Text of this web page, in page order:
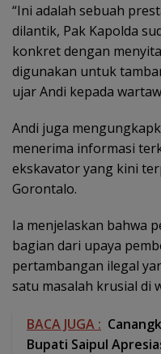
“Ini adalah sebuah
dilantik, Pak Kapolda
konkret dengan
digunakan untuk
ujar Andi kepada
Andi juga
menerima informasi
ekskavator yang kini
Gorontalo.
Ia menjelaskan bahwa
bagian dari upaya
pertambangan ilegal
satu masalah krusial di
BACA JUGA :
Bupati Saipul